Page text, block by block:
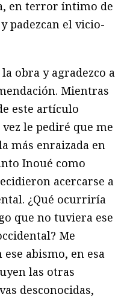
en terror íntimo de
padezcan el vicio-
obra y agradezco a
Mientras
este artículo
le pediré que me
más enraizada en
Inoué como
acercarse a
¿Qué ocurriría
que no tuviera ese
Me
abismo, en esa
las otras
desconocidas,